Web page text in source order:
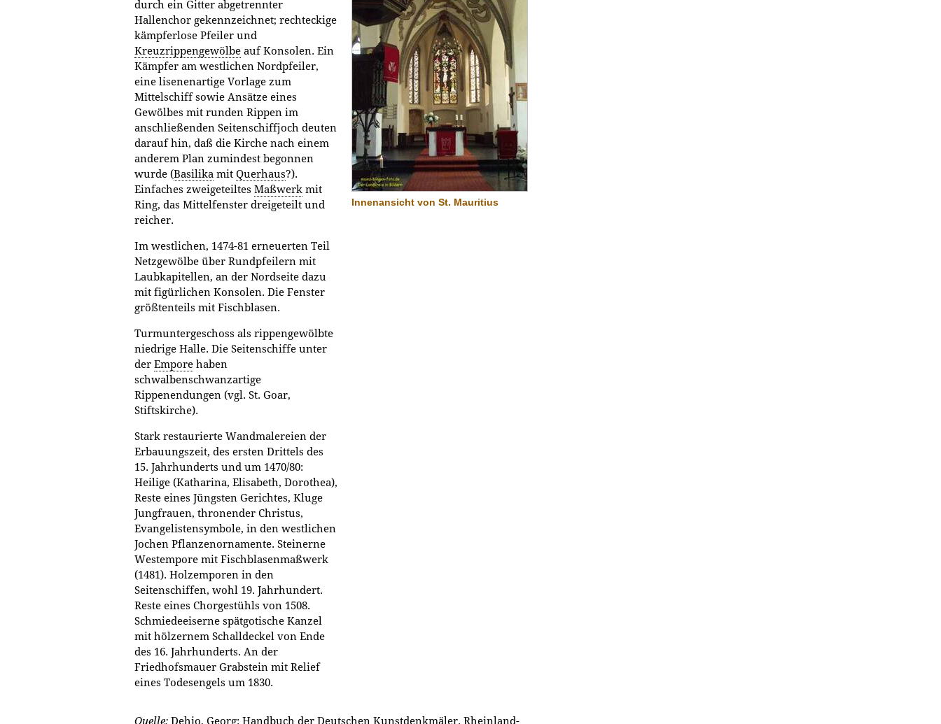
Innenansicht von St. Mauritius
durch ein Gitter abgetrennter
Hallenchor gekennzeichnet; rechteckige
kämpferlose Pfeiler und
Kreuzrippengewölbe auf Konsolen. Ein
Kämpfer am westlichen Nordpfeiler,
eine lisenenartige Vorlage zum
Mittelschiff sowie Ansätze eines
Gewölbes mit runden Rippen im
anschließenden Seitenschiffjoch deuten
darauf hin, daß die Kirche nach einem
anderem Plan zumindest begonnen
wurde (Basilika mit Querhaus?).
Einfaches zweigeteiltes Maßwerk mit
Ring, das Mittelfenster dreigeteilt und
reicher.
Im westlichen, 1474-81 erneuerten Teil
Netzgewölbe über Rundpfeilern mit
Laubkapitellen, an der Nordseite dazu
mit figürlichen Konsolen. Die Fenster
größtenteils mit Fischblasen.
Turmuntergeschoss als rippengewölbte
niedrige Halle. Die Seitenschiffe unter
der Empore haben
schwalbenschwanzartige
Rippenendungen (vgl. St. Goar,
Stiftskirche).
Stark restaurierte Wandmalereien der
Erbauungszeit, des ersten Drittels des
15. Jahrhunderts und um 1470/80:
Heilige (Katharina, Elisabeth, Dorothea),
Reste eines Jüngsten Gerichtes, Kluge
Jungfrauen, thronender Christus,
Evangelistensymbole, in den westlichen
Jochen Pflanzenornamente. Steinerne
Westempore mit Fischblasenmaßwerk
(1481). Holzemporen in den
Seitenschiffen, wohl 19. Jahrhundert.
Reste eines Chorgestühls von 1508.
Schmiedeeiserne spätgotische Kanzel
mit hölzernem Schalldeckel von Ende
des 16. Jahrhunderts. An der
Friedhofsmauer Grabstein mit Relief
eines Todesengels um 1830.
Quelle: Dehio, Georg: Handbuch der Deutschen Kunstdenkmäler. Rheinland-